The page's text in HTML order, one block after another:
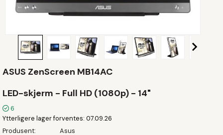
ASUS ZenScreen MB14AC
LED-skjerm - Full HD (1080p) - 14"
6
Ytterligere lager forventes 07.09.26
Produsent
Asus